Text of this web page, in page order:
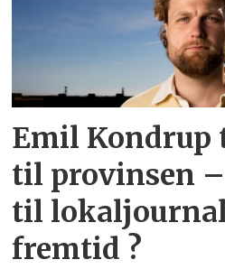
Emil Kondrup
til provinsen
til
fremtid ?